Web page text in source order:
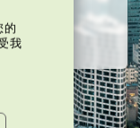
的
我